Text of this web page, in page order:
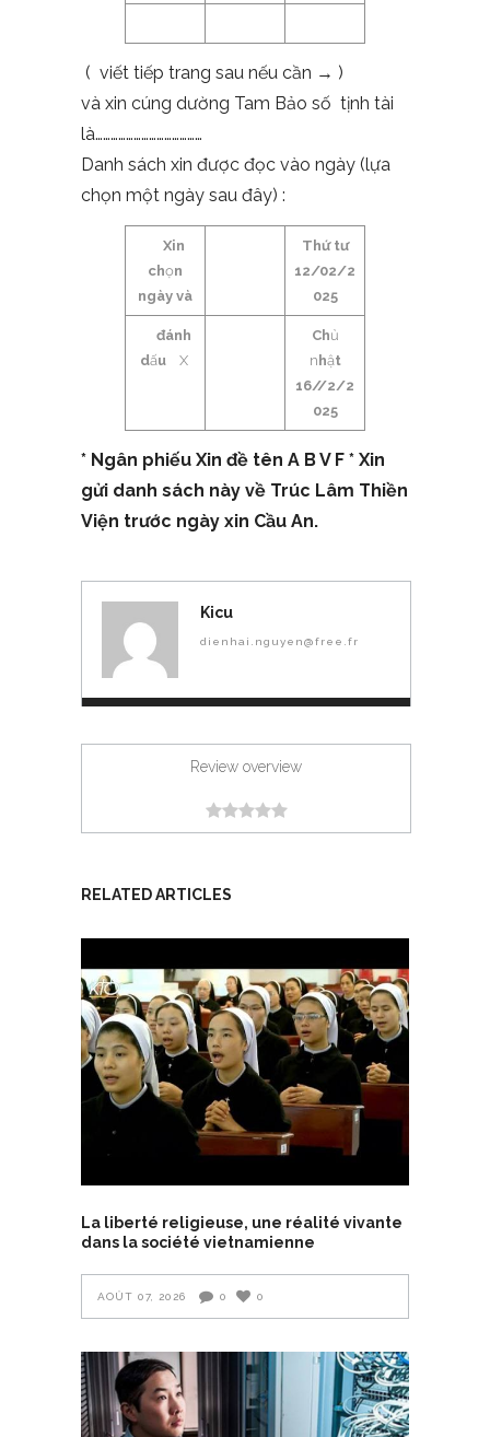
( viết tiếp trang sau nếu cần → )
và xin cúng dường Tam Bảo số tịnh tài
là……………………………………
Danh sách xin được đọc vào ngày (lựa
chọn một ngày sau đây) :
Xin
chọn
ngày và
Thứ tư
12/02/2
025
đánh
dấu X
Chủ
n hật
16//2/2
025
* Ngân phiếu Xin đề tên A B V F * Xin
gửi danh sách này về Trúc Lâm Thiền
Viện trước ngày xin Cầu An.
Kicu
dienhai.nguyen@free.fr
Review overview
RELATED ARTICLES
La liberté religieuse, une réalité vivante
dans la société vietnamienne
AOÛT 07, 2026 0 0